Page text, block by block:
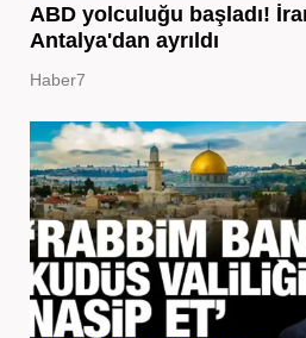
ABD yolculuğu başladı!
Antalya'dan ayrıldı
Haber7